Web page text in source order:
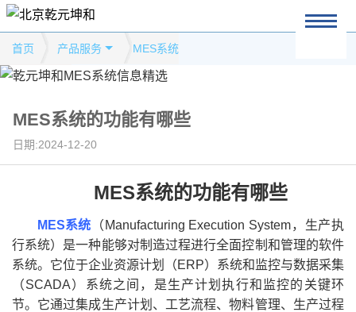
首页 产品服务 MES系统
MES系统的功能有哪些
日期:2024-12-20
MES系统的功能有哪些
MES系统 （Manufacturing Execution System，生产执
行系统）是一种能够对制造过程进行全面控制和管理的软件
系统。它位于企业资源计划（ERP）系统和监控与数据采集
（SCADA）系统之间，是生产计划执行和监控的关键环
节。它通过集成生产计划、工艺流程、物料管理、生产过程